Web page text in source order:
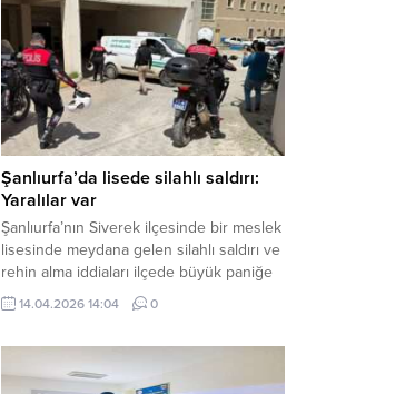
Operasyon kapsamında çok sayıda şahıs
hakkında adli süreç başlatıldı. Haber
Merkezi – Şanlıurfa Valiliği bünyesinde İl
Jandarma Komutanlığı tarafından
gerçekleştirilen “Tütün ve Alkol
Kaçakçılarına Yönelik Çalışmalar” tüm...
Şanlıurfa’da lisede silahlı saldırı:
Yaralılar var
Şanlıurfa’nın Siverek ilçesinde bir meslek
lisesinde meydana gelen silahlı saldırı ve
rehin alma iddiaları ilçede büyük paniğe
neden oldu. Olay yerine çok sayıda özel
harekat polisi ve sağlık ekibi sevk
çalışmaları devam ediyor. Haber Merkezi
– Siverek ilçesi Hasan Çelebi
14.04.2026 14:04 0